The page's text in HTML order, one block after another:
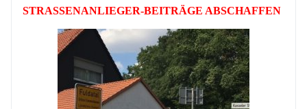
STRASSENANLIEGER-BEITRÄGE ABSCHAFFEN